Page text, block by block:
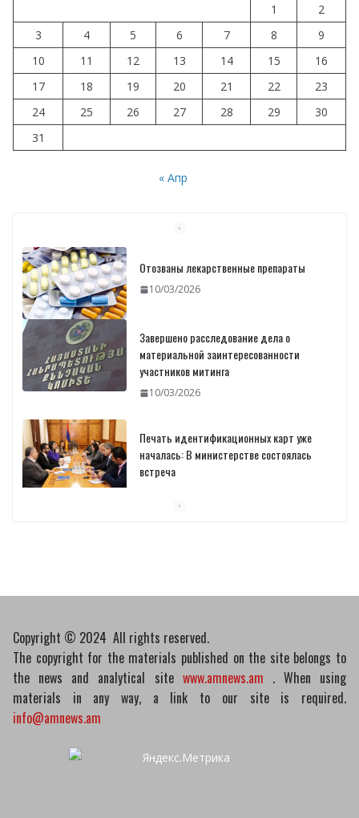
1
2
3
4 5 6 7 8
9
10
11 12 13 14 15
16
17
18 19 20 21 22
23
24
25 26 27 28 29
30
31
« Апр
Отозваны лекарственные препараты
10/03/2026
Завершено расследование дела о
материальной заинтересованности
участников митинга
10/03/2026
Печать идентификационных карт уже
началась: В министерстве состоялась
встреча
Copyright © 2024 All rights reserved.
The copyright for the materials published on the site belongs to
the news and analytical site www.amnews.am . When using
materials in any way, a link to our site is required.
info@amnews.am